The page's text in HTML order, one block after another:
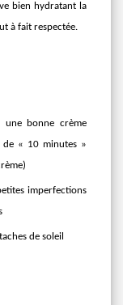
bien hydratant la
à fait respectée.
une bonne crème
de « 10 minutes »
imperfections
de soleil